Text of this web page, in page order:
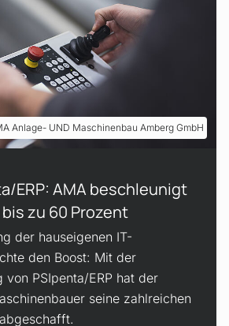
Anlage- UND Maschinenbau Amberg GmbH
ERP: AMA beschleunigt
zu 60 Prozent
der hauseigenen IT-
den Boost: Mit der
von PSIpenta/ERP hat der
seine zahlreichen